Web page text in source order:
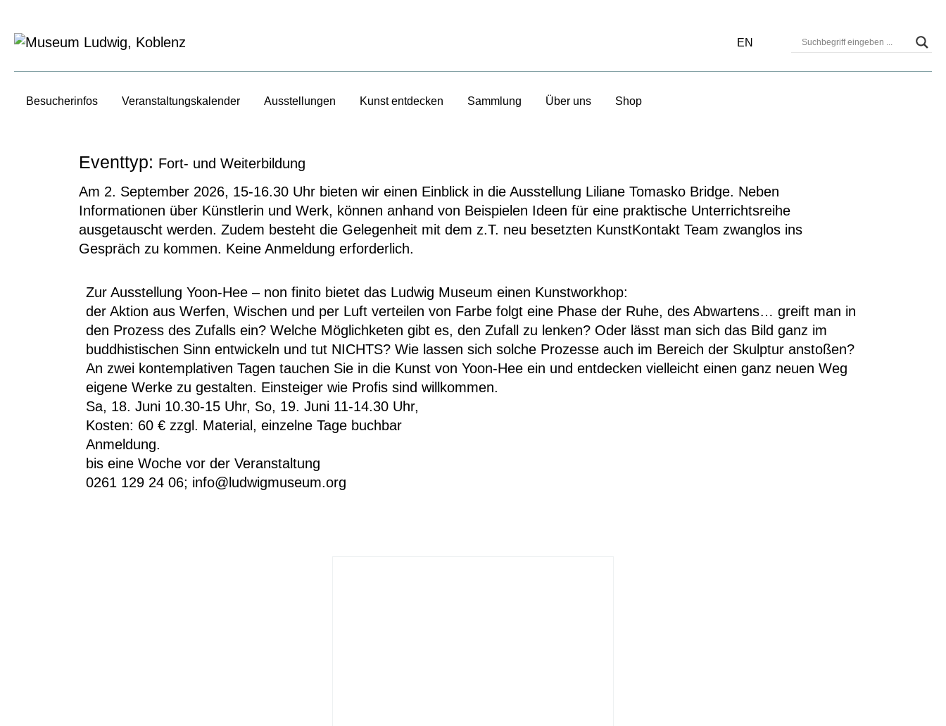
Besucherinfos Veranstaltungs­kalender Ausstellungen Kunst entdecken Sammlung Über uns Shop
EN
Eventtyp: Fort- und Weiterbildung
Am 2. September 2026, 15-16.30 Uhr bieten wir einen Einblick in die Ausstellung Liliane Tomasko Bridge. Neben
Informationen über Künstlerin und Werk, können anhand von Beispielen Ideen für eine praktische Unterrichtsreihe
ausgetauscht werden. Zudem besteht die Gelegenheit mit dem z.T. neu besetzten KunstKontakt Team zwanglos ins
Gespräch zu kommen. Keine Anmeldung erforderlich.
Zur Ausstellung Yoon-Hee – non finito bietet das Ludwig Museum einen Kunstworkhop:
der Aktion aus Werfen, Wischen und per Luft verteilen von Farbe folgt eine Phase der Ruhe, des Abwartens… greift man in
den Prozess des Zufalls ein? Welche Möglichketen gibt es, den Zufall zu lenken? Oder lässt man sich das Bild ganz im
buddhistischen Sinn entwickeln und tut NICHTS? Wie lassen sich solche Prozesse auch im Bereich der Skulptur anstoßen?
An zwei kontemplativen Tagen tauchen Sie in die Kunst von Yoon-Hee ein und entdecken vielleicht einen ganz neuen Weg
eigene Werke zu gestalten. Einsteiger wie Profis sind willkommen.
Sa, 18. Juni 10.30-15 Uhr, So, 19. Juni 11-14.30 Uhr,
Kosten: 60 € zzgl. Material, einzelne Tage buchbar
Anmeldung.
bis eine Woche vor der Veranstaltung
0261 129 24 06; info@ludwigmuseum.org